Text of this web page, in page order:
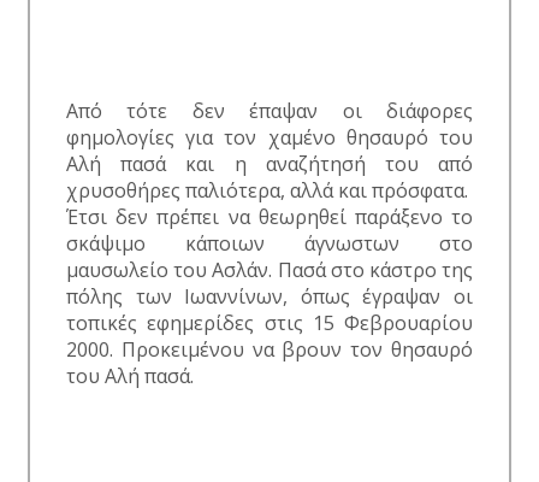
Από τότε δεν έπαψαν οι διάφορες
φημολογίες για τον χαμένο θησαυρό του
Αλή πασά και η αναζήτησή του από
χρυσοθήρες παλιότερα, αλλά και πρόσφατα.
Έτσι δεν πρέπει να θεωρηθεί παράξενο το
σκάψιμο κάποιων άγνωστων στο
μαυσωλείο του Ασλάν. Πασά στο κάστρο της
πόλης των Ιωαννίνων, όπως έγραψαν οι
τοπικές εφημερίδες στις 15 Φεβρουαρίου
2000. Προκειμένου να βρουν τον θησαυρό
του Αλή πασά.